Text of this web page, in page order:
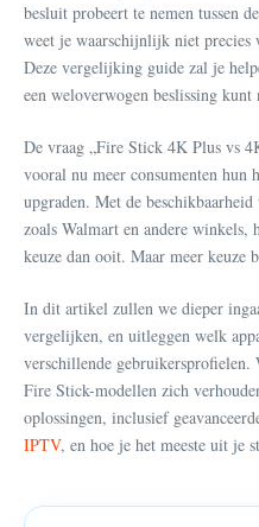
besluit probeert te nemen tussen
weet je waarschijnlijk niet
Deze vergelijking guide zal je
een weloverwogen beslissing kunt
De vraag „Fire Stick 4K Plus vs
vooral nu meer consumenten hun
upgraden. Met de
zoals Walmart en andere winkels,
keuze dan ooit. Maar meer keuze
In dit artikel zullen we dieper
vergelijken, en uitleggen welk
verschillende gebruikersprofielen.
Fire Stick-modellen zich
oplossingen, inclusief
IPTV, en hoe je het meeste uit je